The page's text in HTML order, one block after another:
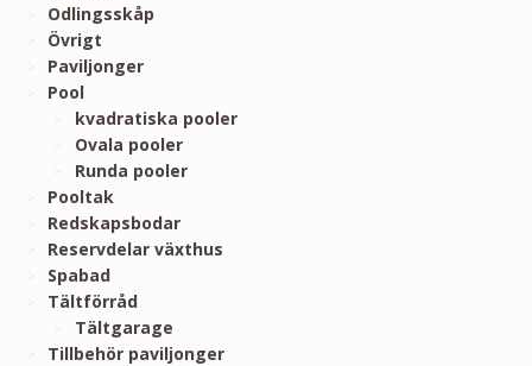
Odlingsskåp
Övrigt
Paviljonger
Pool
kvadratiska pooler
Ovala pooler
Runda pooler
Pooltak
Redskapsbodar
Reservdelar växthus
Spabad
Tältförråd
Tältgarage
Tillbehör paviljonger